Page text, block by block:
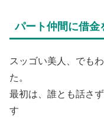
パート仲間に借
スッゴい美人、でも
た。
最初は、誰とも話さ
す